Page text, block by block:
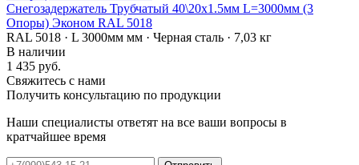
Снегозадержатель Трубчатый 40\20х1.5мм L=3000мм (3
Опоры) Эконом RAL 5018
RAL 5018 · L 3000мм мм · Черная сталь · 7,03 кг
В наличии
1 435 руб.
Свяжитесь с нами
Получить консультацию по продукции
Наши специалисты ответят на все ваши вопросы в
кратчайшее время